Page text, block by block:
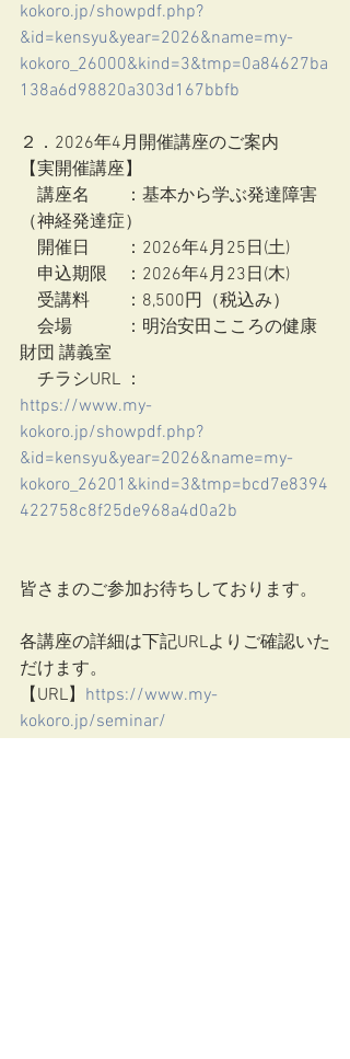
kokoro.jp/showpdf.php?
&id=kensyu&year=2026&name=my-
kokoro_26000&kind=3&tmp=0a84627ba
138a6d98820a303d167bbfb
２．2026年4月開催講座のご案内
【実開催講座】
講座名　　：基本から学ぶ発達障害
（神経発達症）
開催日　　：2026年4月25日(土)
申込期限　：2026年4月23日(木)
受講料　　：8,500円（税込み）
会場　　　：明治安田こころの健康
財団 講義室
チラシURL ：
https://www.my-
kokoro.jp/showpdf.php?
&id=kensyu&year=2026&name=my-
kokoro_26201&kind=3&tmp=bcd7e8394
422758c8f25de968a4d0a2b
皆さまのご参加お待ちしております。
各講座の詳細は下記URLよりご確認いた
だけます。
【URL】 https://www.my-
kokoro.jp/seminar/